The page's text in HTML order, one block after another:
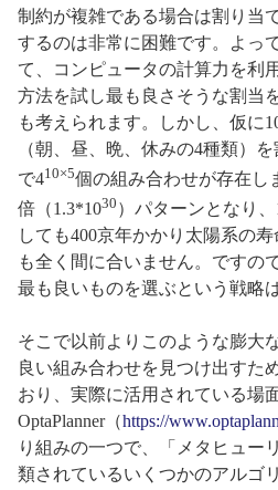
制約が複雑である場合は割り当
するのは非常に困難です。よっ
て、コンピュータの計算力を利
方法を試し最も良さそうな割当
も考えられます。しかし、仮に
（朝、昼、晩、休みの4種類）
で410×5個の組み合わせが存在し
倍（1.3*1030 ）パターンとなり
しても400京年かかり太陽系の
も全く間に合いません。ですの
最も良いものを選ぶという戦略
そこで以前よりこのような膨大
良い組み合わせを見つけ出すた
おり、実際に活用されている場
OptaPlanner（https://
り組みの一つで、「メタヒュー
類されているいくつかのアルゴ